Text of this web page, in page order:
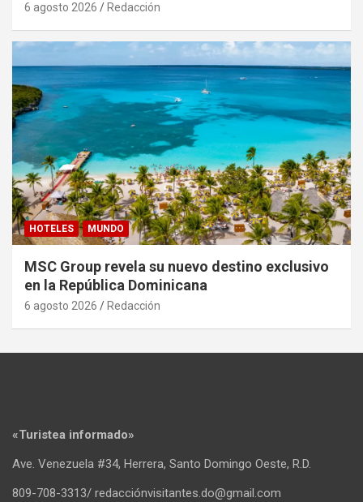
6 agosto 2026 Redacción
HOTELES MUNDO
MSC Group revela su nuevo destino exclusivo
en la República Dominicana
6 agosto 2026 Redacción
«Turistea informado»
Ave. Venezuela #34, Herrera, Santo Domingo Oeste, R.D.
809-708-3313/ redacciónvisitantes.do@gmail.com